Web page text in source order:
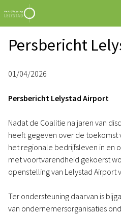
Persbericht
01/04/2026
Persbericht Lelystad Airport
Nadat de Coalitie na jaren van
heeft gegeven over de toekomst
het regionale bedrijfsleven in en
met voortvarendheid gekoerst
openstelling van Lelystad
Ter ondersteuning daarvan is
van ondernemersorganisaties